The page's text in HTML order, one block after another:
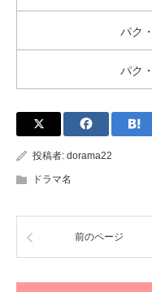
パク
パク
投稿者: dorama22
ドラマ名
前のページ